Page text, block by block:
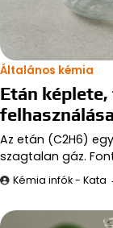
Általános kémia
Etán
felhasználása
Az etán (C2H6)
szagtalan gáz.
Kémia infók - Kata